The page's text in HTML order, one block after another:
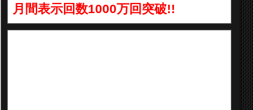
月間表示回数1000万回突破!!